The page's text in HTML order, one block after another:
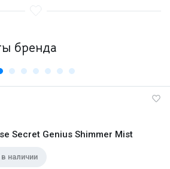
бренда
Secret Genius Shimmer Mist
наличии